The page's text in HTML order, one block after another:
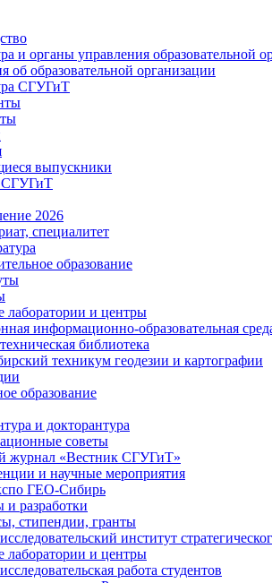
и органы управления образовательной
об образовательной организации
СГУГиТ
выпускники
СГУГиТ
2026
специалитет
образование
лаборатории и центры
информационно-образовательная
библиотека
техникум геодезии и картографии
образование
и докторантура
советы
журнал «Вестник СГУГиТ»
и научные мероприятия
ГЕО-Сибирь
и разработки
стипендии, гранты
институт
лаборатории и центры
работа студентов